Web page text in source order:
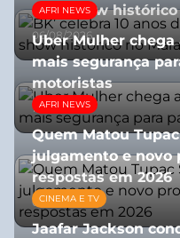
com show histórico
06/08/2026
AFRI NEWS
Uber Mulher chega
mais segurança
motoristas
10/07/2026
AFRI NEWS
Quem Matou
julgamento e novo
respostas em 2026
05/08/2026
CINEMA E TV
Jaafar Jackson